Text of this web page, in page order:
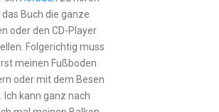
Buch die ganze
oder den CD-Player
Folgerichtig muss
meinen Fußboden
oder mit dem Besen
kann ganz nach